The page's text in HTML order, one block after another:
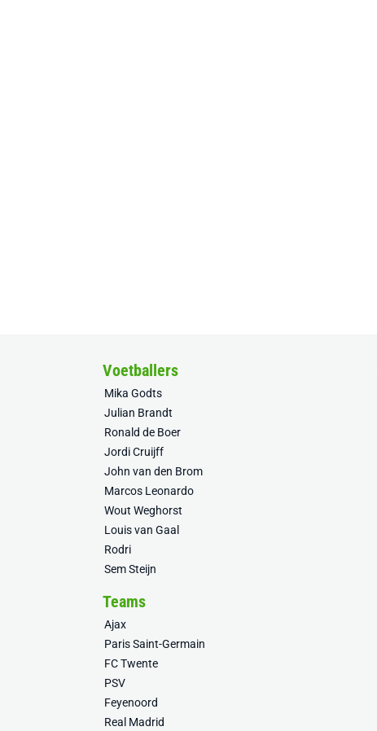
Voetballers
Mika Godts
Julian Brandt
Ronald de Boer
Jordi Cruijff
John van den Brom
Marcos Leonardo
Wout Weghorst
Louis van Gaal
Rodri
Sem Steijn
Teams
Ajax
Paris Saint-Germain
FC Twente
PSV
Feyenoord
Real Madrid